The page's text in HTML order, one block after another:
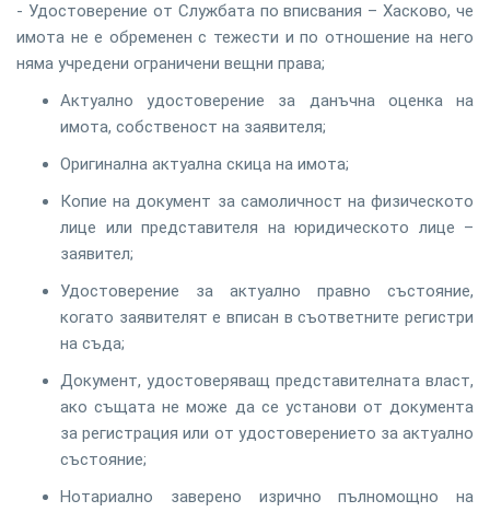
- Удостоверение от Службата по вписвания – Хасково, че
имота не е обременен с тежести и по отношение на него
няма учредени ограничени вещни права;
Актуално удостоверение за данъчна оценка на
имота, собственост на заявителя;
Оригинална актуална скица на имота;
Копие на документ за самоличност на физическото
лице или представителя на юридическото лице –
заявител;
Удостоверение за актуално правно състояние,
когато заявителят е вписан в съответните регистри
на съда;
Документ, удостоверяващ представителната власт,
ако същата не може да се установи от документа
за регистрация или от удостоверението за актуално
състояние;
Нотариално заверено изрично пълномощно на